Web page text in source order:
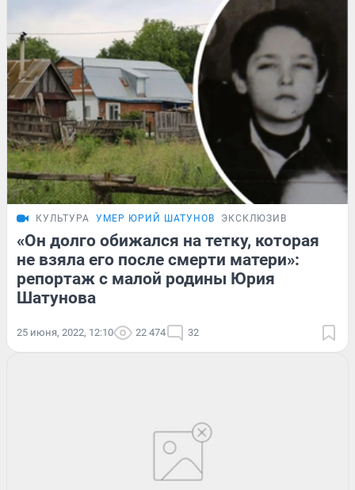
КУЛЬТУРА УМЕР ЮРИЙ ШАТУНОВ ЭКСКЛЮЗИВ
«Он долго обижался на тетку, которая
не взяла его после смерти матери»:
репортаж с малой родины Юрия
Шатунова
25 июня, 2022, 12:10 22 474 32